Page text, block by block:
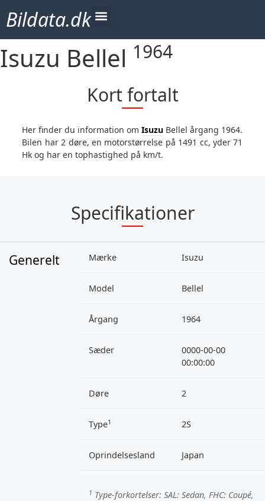
Bildata.dk
Isuzu Bellel 1964
Kort fortalt
Her finder du information omIsuzu Bellel årgang 1964.
Bilen har 2 døre, en motorstørrelse på 1491 cc, yder 71
Hk og har en tophastighed på km/t.
Specifikationer
Generelt Mærke Isuzu
Model Bellel
Årgang 1964
Sæder
0000-00-00
00:00:00
Døre 2
Type1 2S
Oprindelsesland Japan
1 Type-forkortelser: SAL: Sedan, FHC: Coupé,